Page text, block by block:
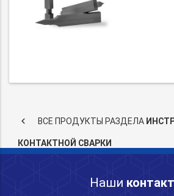
keyboard_arrow_left ВСЕ ПРОДУКТЫ РАЗДЕЛА
КОНТАКТНОЙ СВАРКИ
Наши